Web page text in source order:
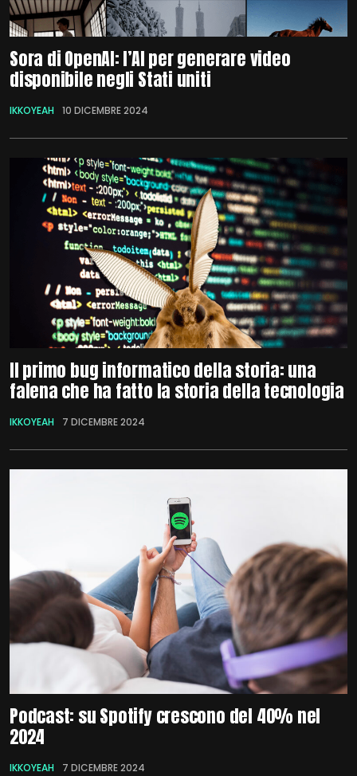
Sora di OpenAI: l’AI per generare video
disponibile negli Stati uniti
IKKOYEAH 10 DICEMBRE 2024
Il primo bug informatico della storia: una
falena che ha fatto la storia della tecnologia
IKKOYEAH 7 DICEMBRE 2024
Podcast: su Spotify crescono del 40% nel
2024
IKKOYEAH 7 DICEMBRE 2024